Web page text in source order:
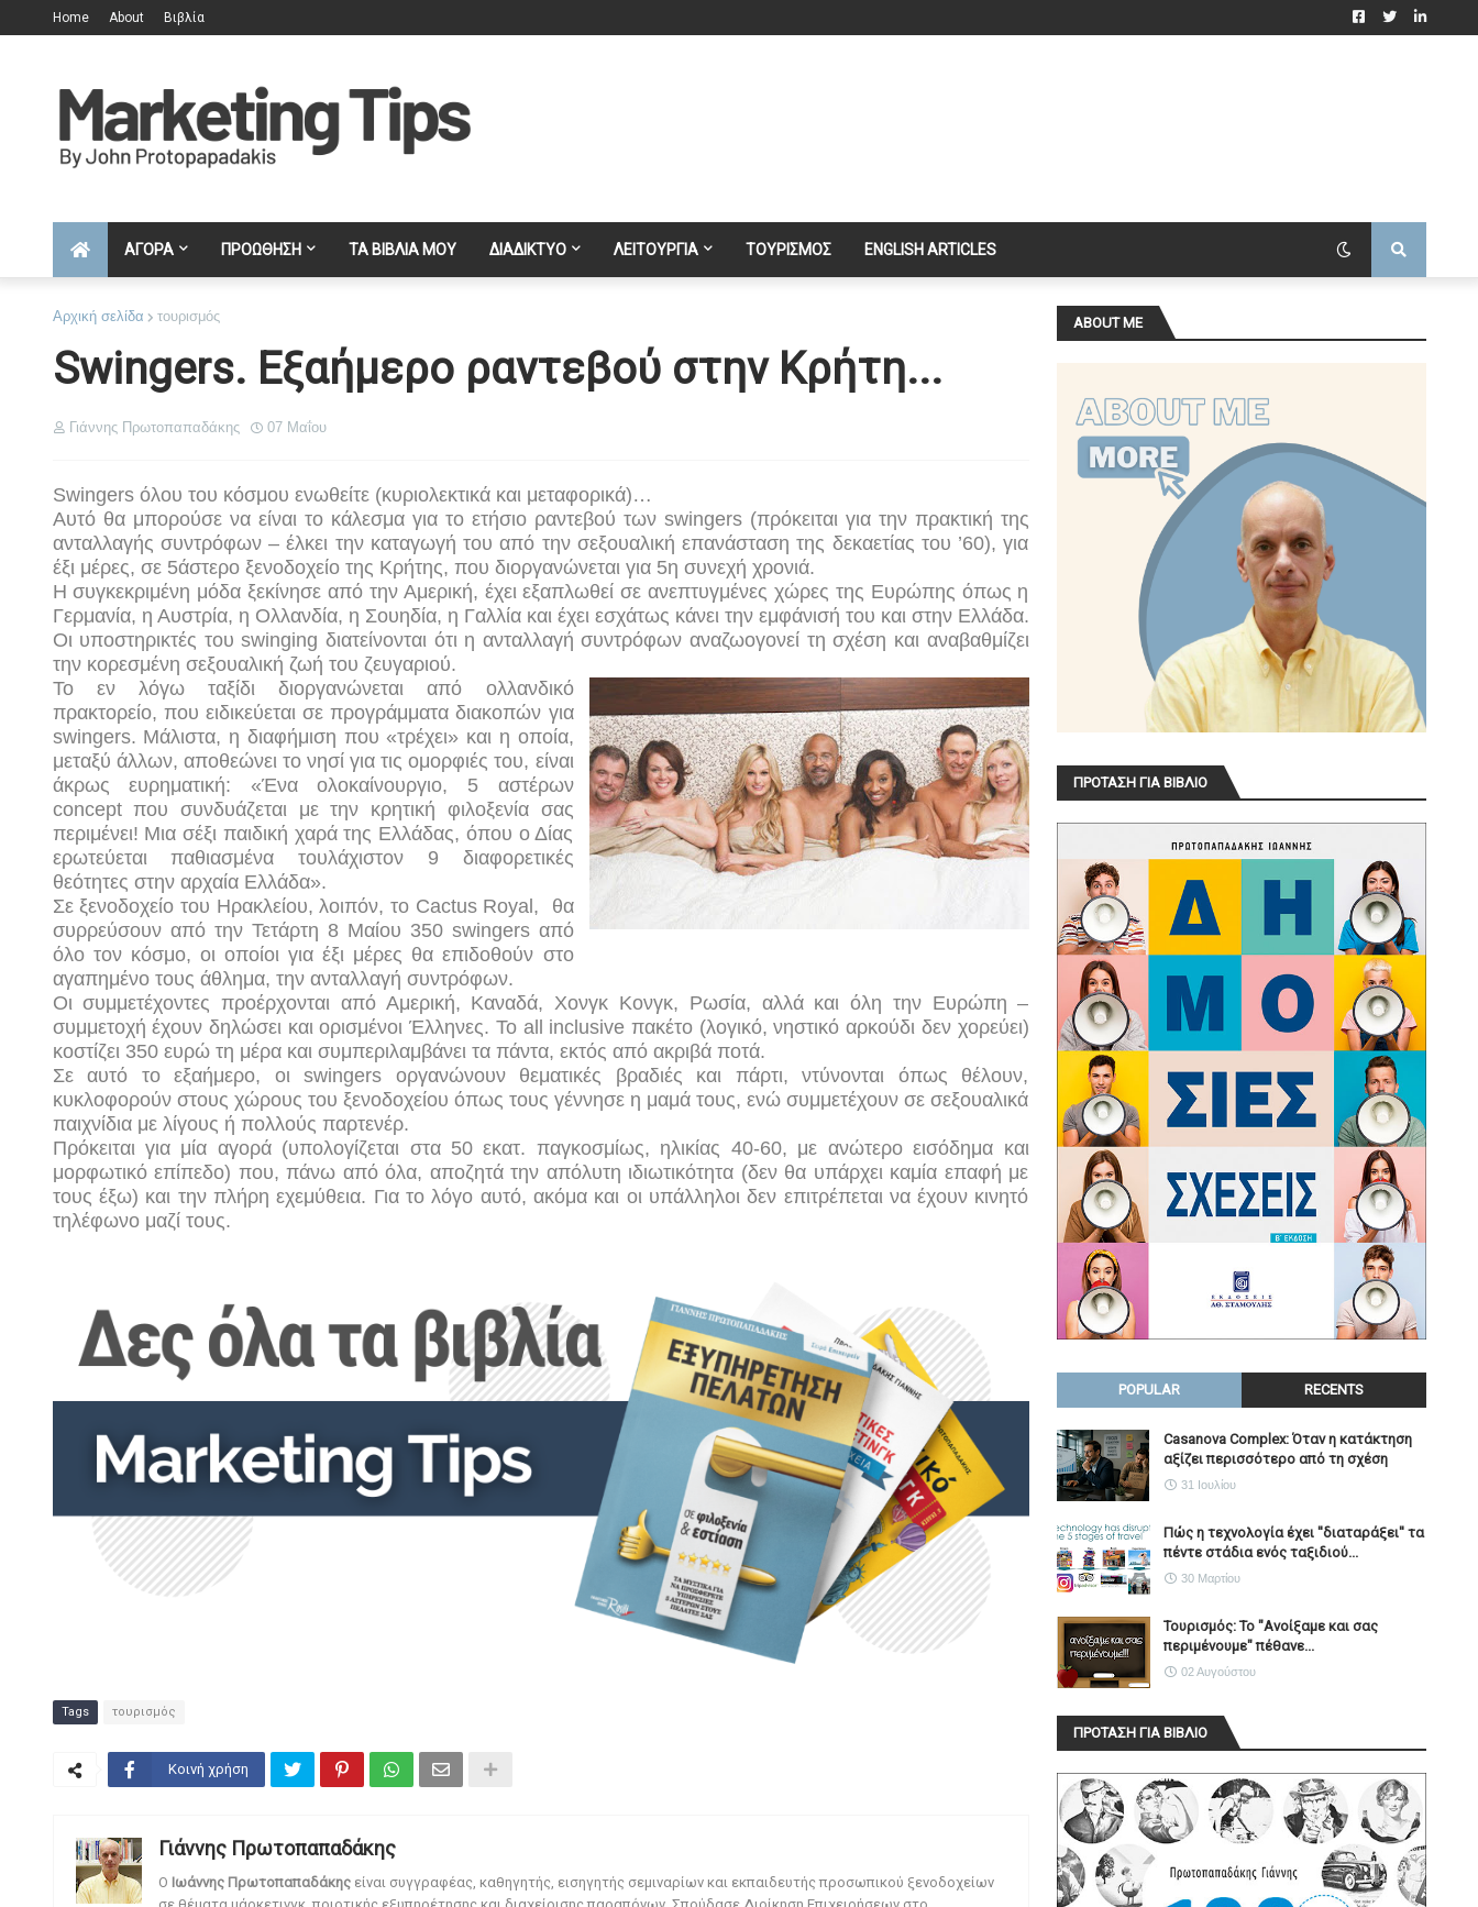
Home About Βιβλία
ΑΓΟΡΑ ΠΡΟΩΘΗΣΗ ΤΑ ΒΙΒΛΙΑ ΜΟΥ ΔΙΑΔΙΚΤΥΟ ΛΕΙΤΟΥΡΓΙΑ ΤΟΥΡΙΣΜΟΣ ENGLISH ARTICLES
Αρχική σελίδα τουρισμός
Swingers. Εξαήμερο ραντεβού στην Κρήτη...
Γιάννης Πρωτοπαπαδάκης 07 Μαΐου
Swingers όλου του κόσμου ενωθείτε (κυριολεκτικά και μεταφορικά)…
Αυτό θα μπορούσε να είναι το κάλεσμα για το ετήσιο ραντεβού των swingers(πρόκειται για την πρακτική της
ανταλλαγής συντρόφων – έλκει την καταγωγή του από την σεξουαλική επανάσταση της δεκαετίας του ’60), για
έξι μέρες, σε 5άστερο ξενοδοχείο της Κρήτης, που διοργανώνεται για 5η συνεχή χρονιά.
Η συγκεκριμένη μόδα ξεκίνησε από την Αμερική, έχει εξαπλωθεί σε ανεπτυγμένες χώρες της Ευρώπης όπως η
Γερμανία, η Αυστρία, η Ολλανδία, η Σουηδία, η Γαλλία και έχει εσχάτως κάνει την εμφάνισή του και στην Ελλάδα.
Οι υποστηρικτές τουswinging διατείνονται ότι η ανταλλαγή συντρόφων αναζωογονεί τη σχέση και αναβαθμίζει
την κορεσμένη σεξουαλική ζωή του ζευγαριού.
Το εν λόγω ταξίδι διοργανώνεται από ολλανδικό
πρακτορείο, που ειδικεύεται σε προγράμματα διακοπών για
swingers. Μάλιστα, η διαφήμιση που «τρέχει» και η οποία,
μεταξύ άλλων, αποθεώνει το νησί για τις ομορφιές του, είναι
άκρως ευρηματική: «Ένα ολοκαίνουργιο, 5 αστέρων
concept που συνδυάζεται με την κρητική φιλοξενία σας
περιμένει! Μια σέξι παιδική χαρά της Ελλάδας, όπου ο Δίας
ερωτεύεται παθιασμένα τουλάχιστον 9 διαφορετικές
θεότητες στην αρχαία Ελλάδα».
Σε ξενοδοχείο του Ηρακλείου, λοιπόν, το Cactus Royal,
θα
συρρεύσουν από την Τετάρτη 8 Μαίου 350 swingers από
όλο τον κόσμο, οι οποίοι για έξι μέρες θα επιδοθούν στο
αγαπημένο τους άθλημα, την ανταλλαγή συντρόφων.
Oι συμμετέχοντες προέρχονται από Αμερική, Καναδά, Χονγκ Κονγκ, Ρωσία, αλλά και όλη την Ευρώπη –
συμμετοχή έχουν δηλώσει και ορισμένοι Έλληνες. Το all inclusive πακέτο (λογικό, νηστικό αρκούδι δεν χορεύει)
κοστίζει 350 ευρώ τη μέρα και συμπεριλαμβάνει τα πάντα, εκτός από ακριβά ποτά.
Σε αυτό το εξαήμερο, οι swingers οργανώνουν θεματικές βραδιές και πάρτι, ντύνονται όπως θέλουν,
κυκλοφορούν στους χώρους του ξενοδοχείου όπως τους γέννησε η μαμά τους, ενώ συμμετέχουν σε σεξουαλικά
παιχνίδια με λίγους ή πολλούς παρτενέρ.
Πρόκειται για μία αγορά (υπολογίζεται στα 50 εκατ. παγκοσμίως, ηλικίας 40-60, με ανώτερο εισόδημα και
μορφωτικό επίπεδο) που, πάνω από όλα, αποζητά την απόλυτη ιδιωτικότητα (δεν θα υπάρχει καμία επαφή με
τους έξω) και την πλήρη εχεμύθεια. Για το λόγο αυτό, ακόμα και οι υπάλληλοι δεν επιτρέπεται να έχουν κινητό
τηλέφωνο μαζί τους.
Tags τουρισμός
Κοινή χρήση
Γιάννης Πρωτοπαπαδάκης
O Ιωάννης Πρωτοπαπαδάκης είναι συγγραφέας, καθηγητής, εισηγητής σεμιναρίων και εκπαιδευτής προσωπικού ξενοδοχείων
ABOUT ME
ΠΡΟΤΑΣΗ ΓΙΑ ΒΙΒΛΙΟ
POPULAR RECENTS
Casanova Complex: Όταν η κατάκτηση
αξίζει περισσότερο από τη σχέση
31 Ιουλίου
Πώς η τεχνολογία έχει ''διαταράξει'' τα
πέντε στάδια ενός ταξιδιού...
30 Μαρτίου
Τουρισμός: Το "Ανοίξαμε και σας
περιμένουμε" πέθανε...
02 Αυγούστου
ΠΡΟΤΑΣΗ ΓΙΑ ΒΙΒΛΙΟ